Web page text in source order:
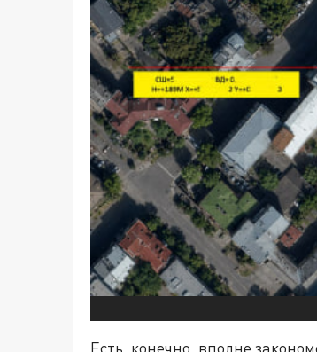
Есть, конечно, вполне